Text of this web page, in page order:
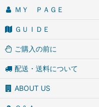
ＭＹ ＰＡＧＥ
ＧＵＩＤＥ
ご購入の前に
配送・送料について
ABOUT US